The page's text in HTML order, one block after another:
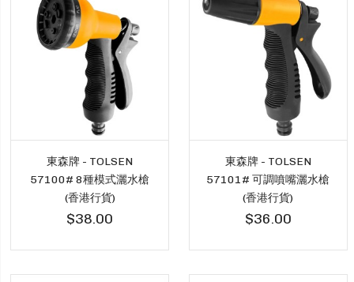
東森牌 - TOLSEN
57100# 8種模式灑水槍
(香港行貨)
$38.00
東森牌 - TOLSEN
57101# 可調噴嘴灑水槍
(香港行貨)
$36.00